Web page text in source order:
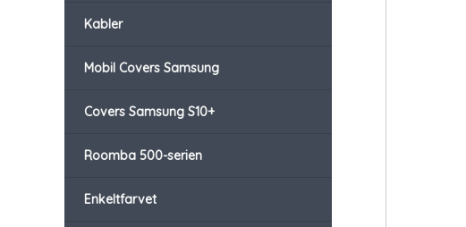
Kabler
Mobil Covers Samsung
Covers Samsung S10+
Roomba 500-serien
Enkeltfarvet